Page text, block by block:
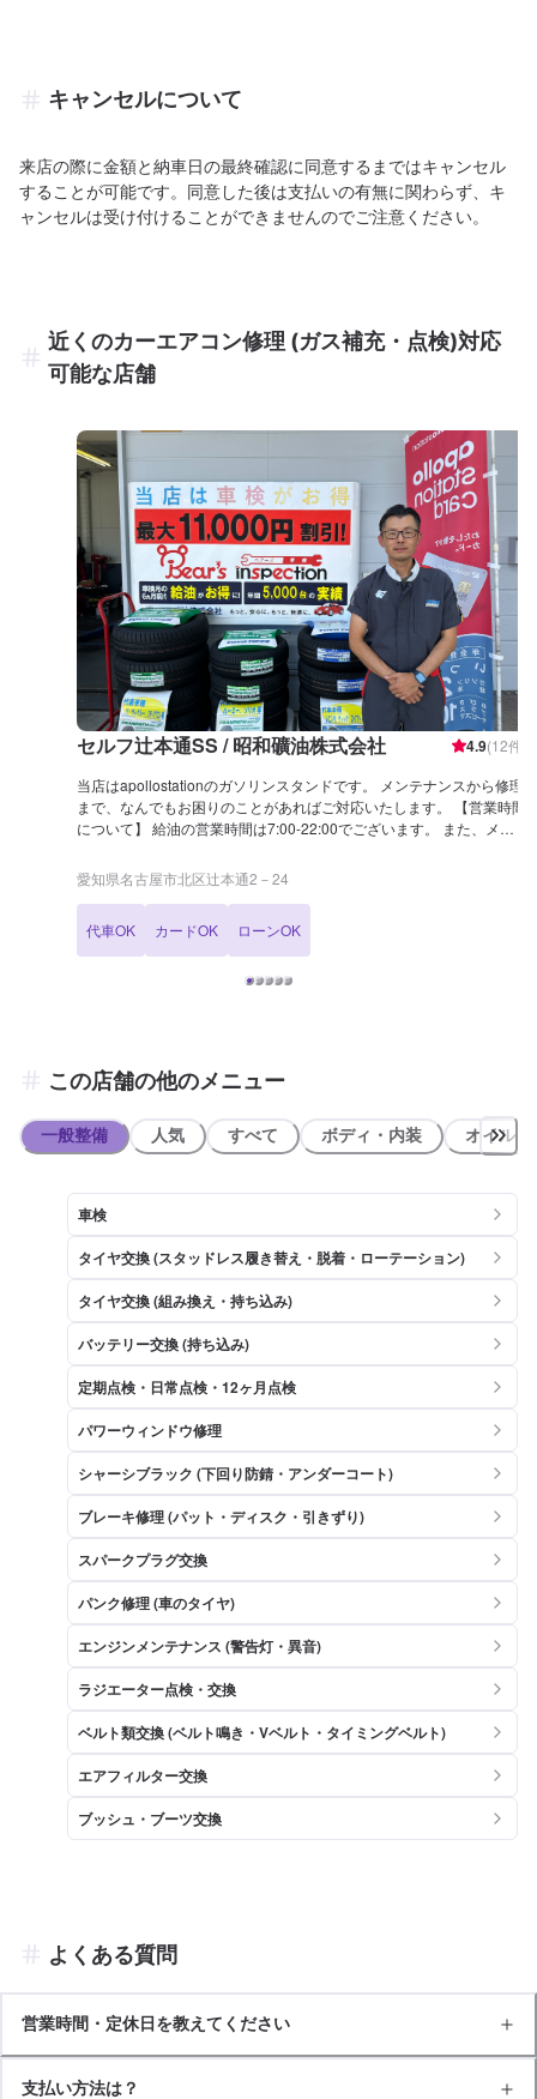
キャンセルについて
来店の際に金額と納車日の最終確認に同意するまではキャンセル
することが可能です。同意した後は支払いの有無に関わらず、キ
ャンセルは受け付けることができませんのでご注意ください。
近くのカーエアコン修理 (ガス補充・点検)対応
可能な店舗
セルフ辻本通SS / 昭和礦油株式会社 4.9(12件)
当店はapollostationのガソリンスタンドです。 メンテナンスから修理
まで、なんでもお困りのことがあればご対応いたします。 【営業時間
について】 給油の営業時間は7:00-22:00でございます。 また、メン
のアクセス】 当店は東志賀町線沿いにございます。 辻本通2交差点の
近く、「感動の肉と米 辻本通店」様の横です。
愛知県名古屋市北区辻本通2－24
代車OK カードOK ローンOK
この店舗の他のメニュー
一般整備 人気 すべて ボディ・内装 オイル類
車検
タイヤ交換 (スタッドレス履き替え・脱着・ローテーション)
タイヤ交換 (組み換え・持ち込み)
バッテリー交換 (持ち込み)
定期点検・日常点検・12ヶ月点検
パワーウィンドウ修理
シャーシブラック (下回り防錆・アンダーコート)
ブレーキ修理 (パット・ディスク・引きずり)
スパークプラグ交換
パンク修理 (車のタイヤ)
エンジンメンテナンス (警告灯・異音)
ラジエーター点検・交換
ベルト類交換 (ベルト鳴き・Vベルト・タイミングベルト)
エアフィルター交換
ブッシュ・ブーツ交換
よくある質問
営業時間・定休日を教えてください
支払い方法は？